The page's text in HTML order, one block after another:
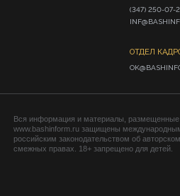
(347) 250-07-
ОТДЕЛ
Вся информация и материалы, размещенные
www.bashinform.ru защищены
российским законодательством об
смежных правах. 18+ запрещено для детей.